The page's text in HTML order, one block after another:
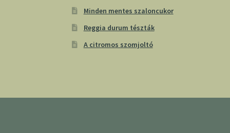
Minden mentes szaloncukor
Reggia durum tészták
A citromos szomjoltó